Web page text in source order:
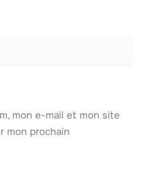
mon e-mail et mon site
mon prochain